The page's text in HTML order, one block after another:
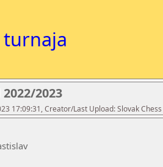
2023
17:09:31, Creator/Last Upload: Slovak